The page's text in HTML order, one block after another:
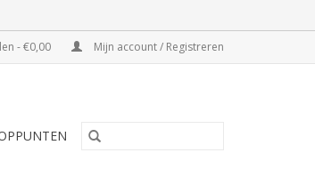
- €0,00 Mijn account / Registreren